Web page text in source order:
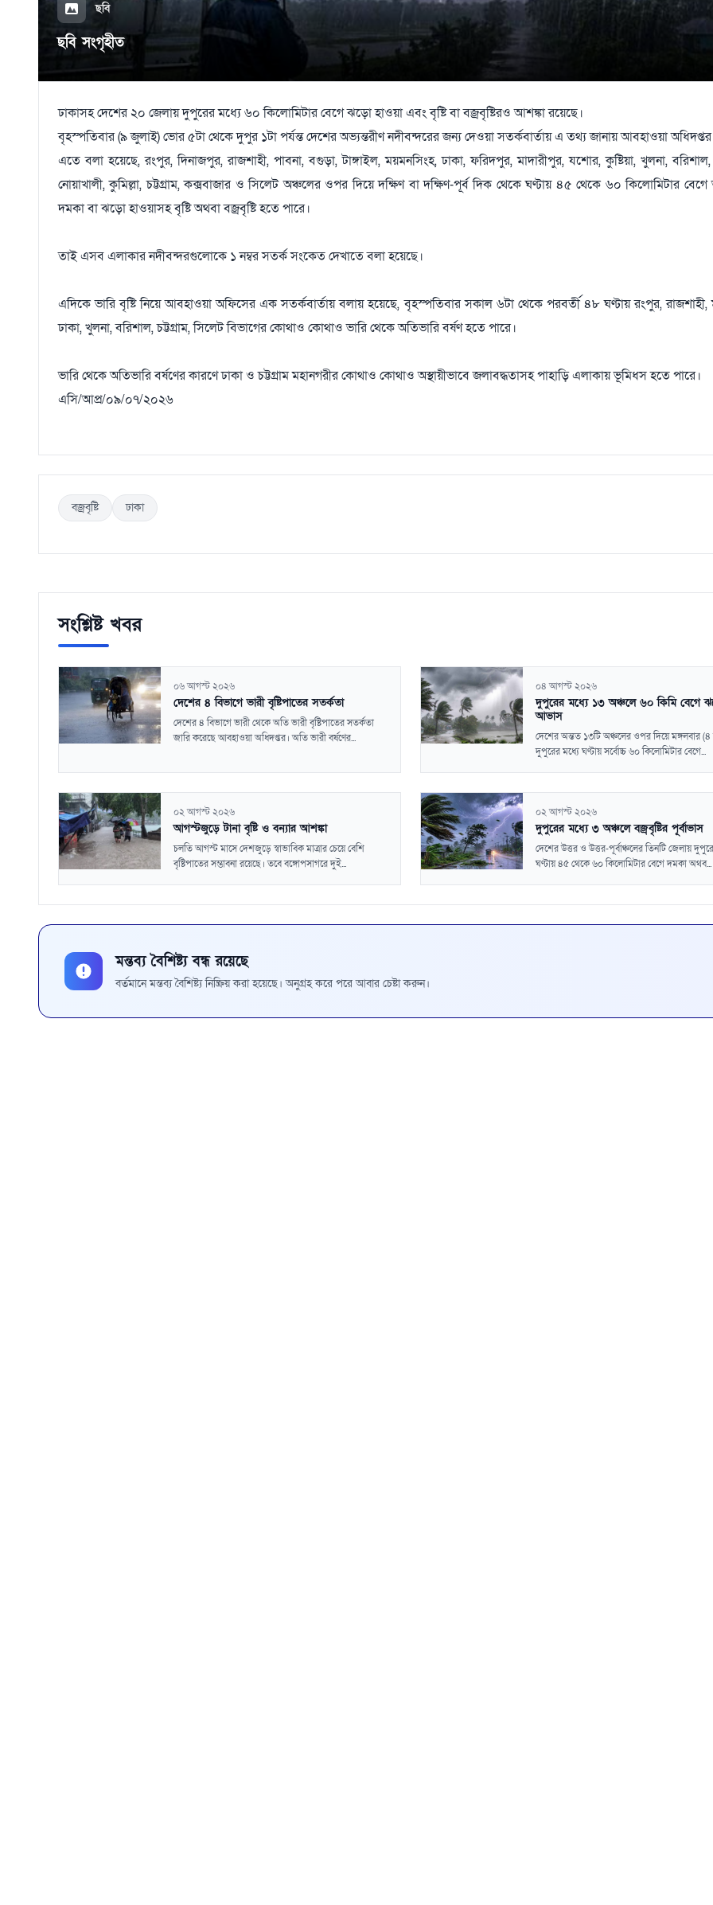
ছবি
ছবি সংগৃহীত
ঢাকাসহ দেশের ২০ জেলায় দুপুরের মধ্যে ৬০ কিলোমিটার বেগে ঝড়ো হাওয়া এবং বৃষ্টি বা বজ্রবৃষ্টিরও আশঙ্কা রয়েছে।
বৃহস্পতিবার (৯ জুলাই) ভোর ৫টা থেকে দুপুর ১টা পর্যন্ত দেশের অভ্যন্তরীণ নদীবন্দরের জন্য দেওয়া সতর্কবার্তায় এ তথ্য জানায় আবহাওয়া
এতে বলা হয়েছে, রংপুর, দিনাজপুর, রাজশাহী, পাবনা, বগুড়া, টাঙ্গাইল, ময়মনসিংহ, ঢাকা, ফরিদপুর, মাদারীপুর, যশোর, কুষ্টিয়া, খুলনা, বরিশাল,
নোয়াখালী, কুমিল্লা, চট্টগ্রাম, কক্সবাজার ও সিলেট অঞ্চলের ওপর দিয়ে দক্ষিণ বা দক্ষিণ-পূর্ব দিক থেকে ঘণ্টায় ৪৫ থেকে ৬০ কিলোমিটার বেগে
দমকা বা ঝড়ো হাওয়াসহ বৃষ্টি অথবা বজ্রবৃষ্টি হতে পারে।
তাই এসব এলাকার নদীবন্দরগুলোকে ১ নম্বর সতর্ক সংকেত দেখাতে বলা হয়েছে।
এদিকে ভারি বৃষ্টি নিয়ে আবহাওয়া অফিসের এক সতর্কবার্তায় বলায় হয়েছে, বৃহস্পতিবার সকাল ৬টা থেকে পরবর্তী ৪৮ ঘণ্টায় রংপুর, রাজশাহী,
ঢাকা, খুলনা, বরিশাল, চট্টগ্রাম, সিলেট বিভাগের কোথাও কোথাও ভারি থেকে অতিভারি বর্ষণ হতে পারে।
ভারি থেকে অতিভারি বর্ষণের কারণে ঢাকা ও চট্টগ্রাম মহানগরীর কোথাও কোথাও অস্থায়ীভাবে জলাবদ্ধতাসহ পাহাড়ি এলাকায় ভূমিধস হতে পারে।
এসি/আপ্র/০৯/০৭/২০২৬
বজ্রবৃষ্টি ঢাকা
সংশ্লিষ্ট খবর
০৬ আগস্ট ২০২৬
দেশের ৪ বিভাগে ভারী বৃষ্টিপাতের সতর্কতা
দেশের ৪ বিভাগে ভারী থেকে অতি ভারী বৃষ্টিপাতের সতর্কতা
জারি করেছে আবহাওয়া অধিদপ্তর। অতি ভারী বর্ষণের...
০৪ আগস্ট ২০২৬
দুপুরের মধ্যে ১৩ অঞ্চলে ৬০ কিমি বেগে
আভাস
দেশের অন্তত ১৩টি অঞ্চলের ওপর দিয়ে মঙ্গলবার
দুপুরের মধ্যে ঘণ্টায় সর্বোচ্চ ৬০ কিলোমিটার বেগে...
০২ আগস্ট ২০২৬
আগস্টজুড়ে টানা বৃষ্টি ও বন্যার আশঙ্কা
চলতি আগস্ট মাসে দেশজুড়ে স্বাভাবিক মাত্রার চেয়ে বেশি
বৃষ্টিপাতের সম্ভাবনা রয়েছে। তবে বঙ্গোপসাগরে দুই...
০২ আগস্ট ২০২৬
দুপুরের মধ্যে ৩ অঞ্চলে বজ্রবৃষ্টির পূর্বাভাস
দেশের উত্তর ও উত্তর-পূর্বাঞ্চলের তিনটি জেলায়
ঘণ্টায় ৪৫ থেকে ৬০ কিলোমিটার বেগে দমকা অথব...
মন্তব্য বৈশিষ্ট্য বন্ধ রয়েছে
বর্তমানে মন্তব্য বৈশিষ্ট্য নিষ্ক্রিয় করা হয়েছে। অনুগ্রহ করে পরে আবার চেষ্টা করুন।